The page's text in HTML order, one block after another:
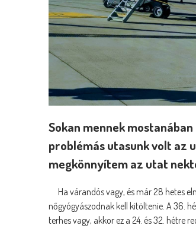
Sokan mennek
problémás utasunk volt az
megkönnyítem az utat
Ha várandós vagy, és már 28 hetes
nőgyógyászodnak kell kitöltenie. A 36.
terhes vagy, akkor ez a 24. és 32. hétre